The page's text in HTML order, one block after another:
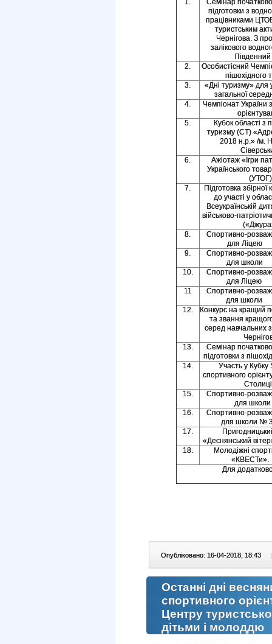
1.
Семінар
підготовки з
працівниками
туристським
Чернігова. З
залікового
Південний
2.
Особистісний
пішохідного
3.
«Дні туризму» для
загальної
4.
Чемпіонат України
5.
Кубок області з
туризму (СТ)
2018 н.р.» /м.
6.
Ажіотаж «Ігри
Українського
7.
Підготовка
до участі у
Всеукраїнській
військово-
8.
Спортивно-
для
9.
Спортивно-
для
10.
Спортивно-
для
11
Спортивно-
для
12.
Конкурс на кращий
та звання
серед навчальних
13.
Семінар
підготовки з
14.
Участь у Кубку
спортивного
15.
Спортивно-
для
16.
Спортивно-
для школи №
17.
«Деснянський
18.
Молодіжні
Для
Опубліковано: 16-04-2018, 18:43 |
Останні дні
спортивного
Центру
дітьми і молоддю